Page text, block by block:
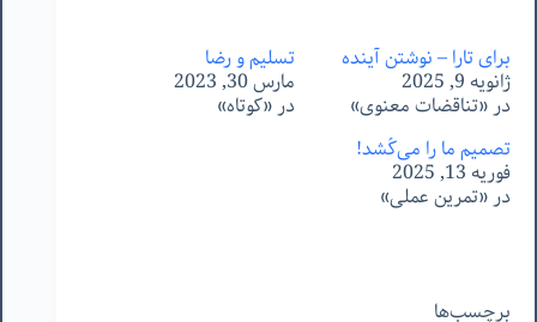
برای تارا – نوشتن آینده
ژانویه 9, 2025
در «تناقضات معنوی»
تسلیم و رضا
مارس 30, 2023
در «کوتاه»
تصمیم ما را می‌کُشد!
فوریه 13, 2025
در «تمرین عملی»
برچسب‌ها